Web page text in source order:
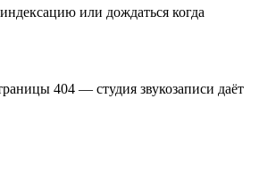
или дождаться когда
404 — студия звукозаписи даёт